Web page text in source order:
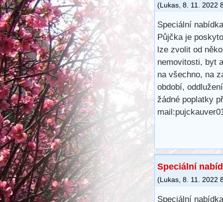
(Lukas 8. 11. 2022
Speciální
Půjčka je
lze zvolit od
nemovitosti, byt
na všechno, na
období,
žádné poplatky
Speciální
(Lukas 8. 11. 2022
Speciální